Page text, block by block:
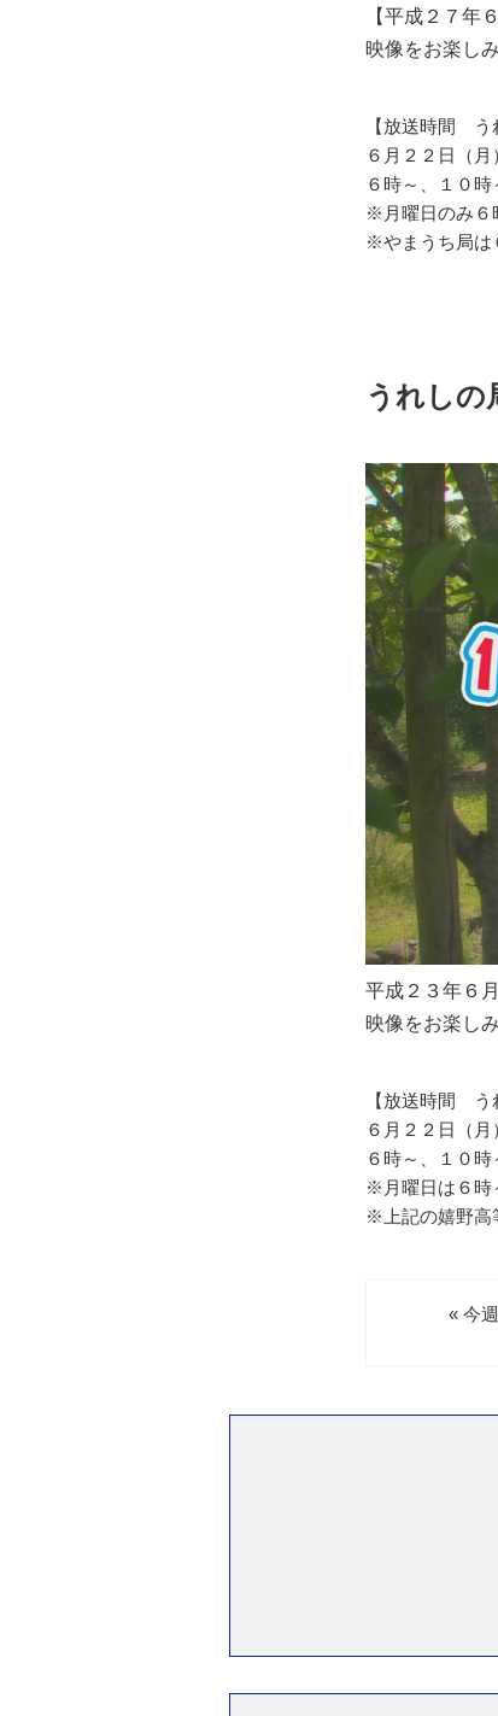
【平成２７年
映像をお楽し
【放送時間 う
６月２２日（月
６時～、１０
※月曜日のみ６
※やまうち局は
うれしの
平成２３年６
映像をお楽し
【放送時間 う
６月２２日（月
６時～、１０
※月曜日は６時
※上記の嬉野高
« 今